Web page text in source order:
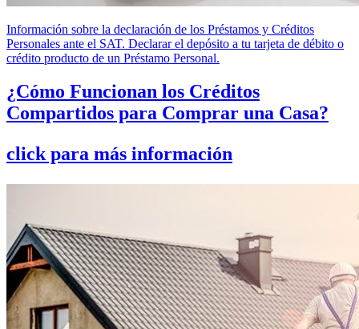
Información sobre la declaración de los Préstamos y Créditos
Personales ante el SAT. Declarar el depósito a tu tarjeta de débito o
crédito producto de un Préstamo Personal.
¿Cómo Funcionan los Créditos
Compartidos para Comprar una Casa?
click para más información